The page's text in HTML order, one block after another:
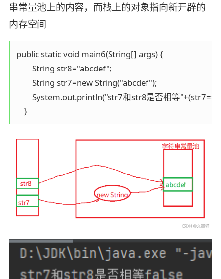
串常量池上的内容，而栈上的对象指向新开辟的
内存空间
public static void main6(String[] args) {
        String str8="abcdef";
        String str7=new String("abcdef");
System.out.println("str7和str8是否相等
    }